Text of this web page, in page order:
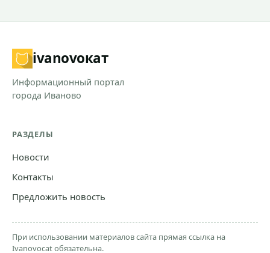
ivanovoкат
Информационный портал
города Иваново
РАЗДЕЛЫ
Новости
Контакты
Предложить новость
При использовании материалов сайта прямая ссылка на
Ivanovocat обязательна.